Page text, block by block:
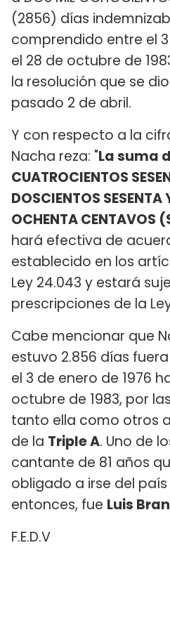
(2856) días
comprendido entre el
el 28 de octubre de
la resolución que se
pasado 2 de abril.
Y con respecto a la
Nacha reza: "La suma
CUATROCIENTOS
DOSCIENTOS
OCHENTA CENTAVOS
hará efectiva de
establecido en los
Ley 24.043 y estará
prescripciones de la
Cabe mencionar que
estuvo 2.856 días
el 3 de enero de 1976
octubre de 1983, por
tanto ella como otros
de la Triple A. Uno de
cantante de 81 años
obligado a irse del
entonces, fue Luis
F.E.D.V